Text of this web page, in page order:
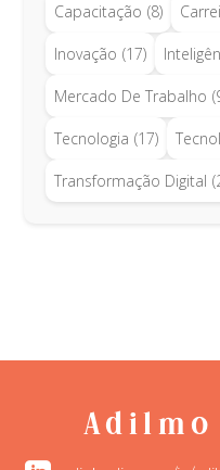
Capacitação (8)
Inovação (17)
Mercado De Trabalho
Tecnologia (17)
Transformação Digital